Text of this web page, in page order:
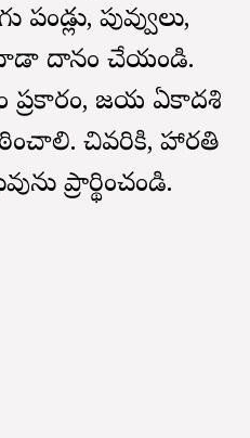
పండ్లు, పువ్వులు,
కూడా దానం చేయండి.
ప్రకారం, జయ ఏకాదశి
చివరికి, హారతి
ప్రార్థించండి.